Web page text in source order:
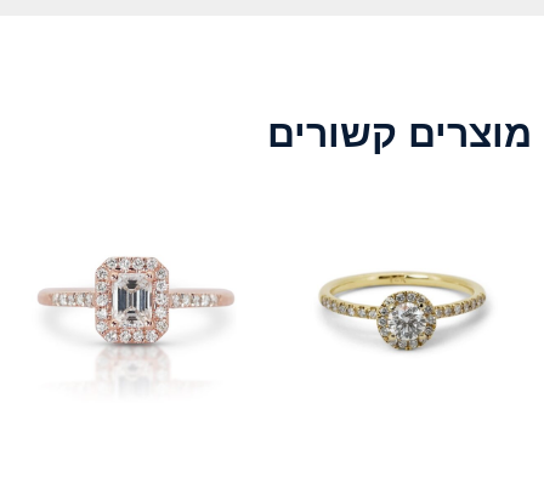
מוצרים קשורים